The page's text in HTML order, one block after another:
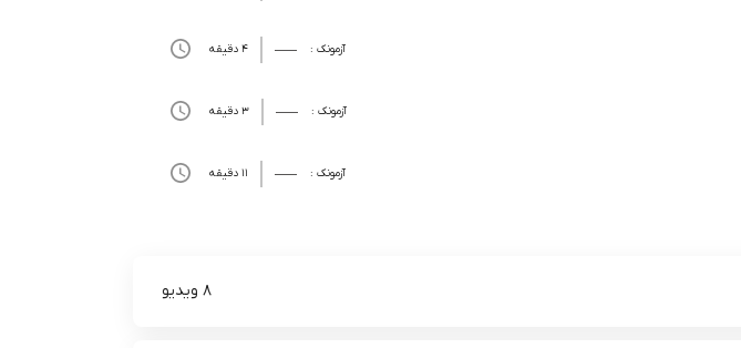
آزمونک : 4 دقیقه
آزمونک : 3 دقیقه
آزمونک : 11 دقیقه
8 ویدیو